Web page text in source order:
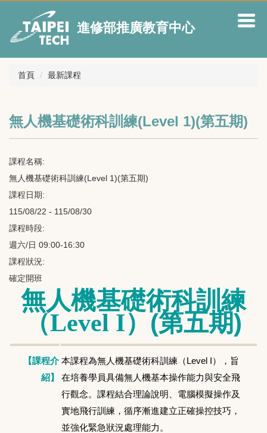
內
進修部推廣教育中心
首頁 最新課程
無人機基礎術科訓練(Level 1)(第五期)
課程名稱:
無人機基礎術科訓練(Level 1)(第五期)
課程日期:
115/08/22 - 115/08/30
課程時段:
週六/日 09:00-16:30
課程狀況:
確定開班
無人機基礎術科訓練
（Level I） (第五期)
【課程介
紹】
本課程為無人機基礎術科訓練（Level I），旨
在培養學員具備無人機基本操作能力與安全飛
行觀念。課程結合理論說明、電腦模擬操作及
實地飛行訓練，循序漸進建立正確操控技巧，
並強化緊急狀況處理能力。